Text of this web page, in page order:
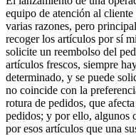
equipo de atención al
varias razones, pero
recoger los artículos por sí
solicite un reembolso del
artículos frescos, siempre
determinado, y se puede
no coincide con la
rotura de pedidos, que
pedidos; y por ello, algunos
por esos artículos que una